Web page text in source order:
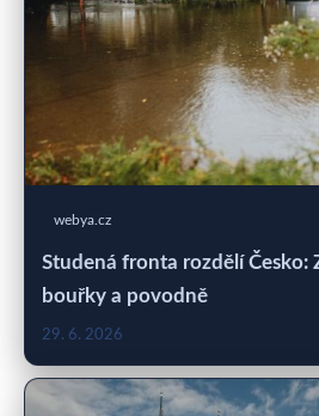
webya.cz
Studená fronta rozdělí Česko:
bouřky a povodně
29. 6. 2026